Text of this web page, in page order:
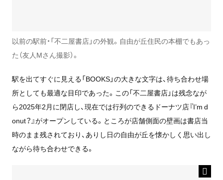
以前の駅前・「不二屋書店」の外観。自由が丘住民の本棚でもあっ
た（友人Mさん撮影）。
駅を出てすぐに見える「BOOKS」の大きな文字は、待ち合わせ場
所としても最適な目印であった。この「不二屋書店」は残念なが
ら2025年2月に閉店し、現在では行列のできるドーナツ店『I’m d
onut？』がオープンしている。ところが店舗側面の壁画は書店当
時のまま残されており、ありし日の自由が丘を懐かしく思い出し
ながら待ち合わせできる。